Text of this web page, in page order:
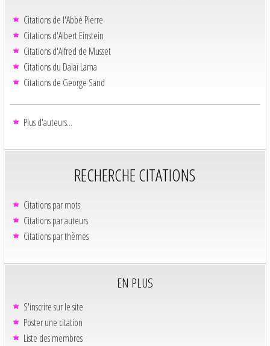
Citations de l'Abbé Pierre
Citations d'Albert Einstein
Citations d'Alfred de Musset
Citations du Dalaï Lama
Citations de George Sand
Plus d'auteurs...
RECHERCHE CITATIONS
Citations par mots
Citations par auteurs
Citations par thèmes
EN PLUS
S'inscrire sur le site
Poster une citation
Liste des membres